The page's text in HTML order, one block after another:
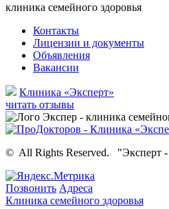
клиника семейного здоровья
Контакты
Лицензии и документы
Объявления
Вакансии
Клиника «Эксперт»
читать отзывы
© All Rights Reserved. "Эксперт
Позвонить Адреса
Клиника семейного здоровья